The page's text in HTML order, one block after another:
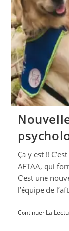
Ça y est !!
AFTAA, qui
C’est une
l’équipe de
Continuer La